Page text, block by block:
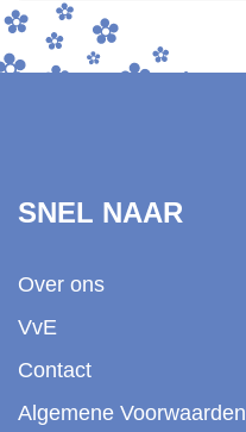
SNEL NAAR
Over ons
VvE
Contact
Algemene Voorwaarden